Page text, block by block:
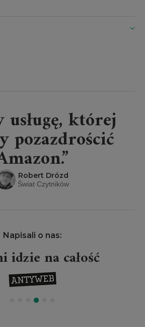
usługę, której
pozazdrościć
Robert Drózd
Świat Czytników
Napisali o nas:
idzie na całość